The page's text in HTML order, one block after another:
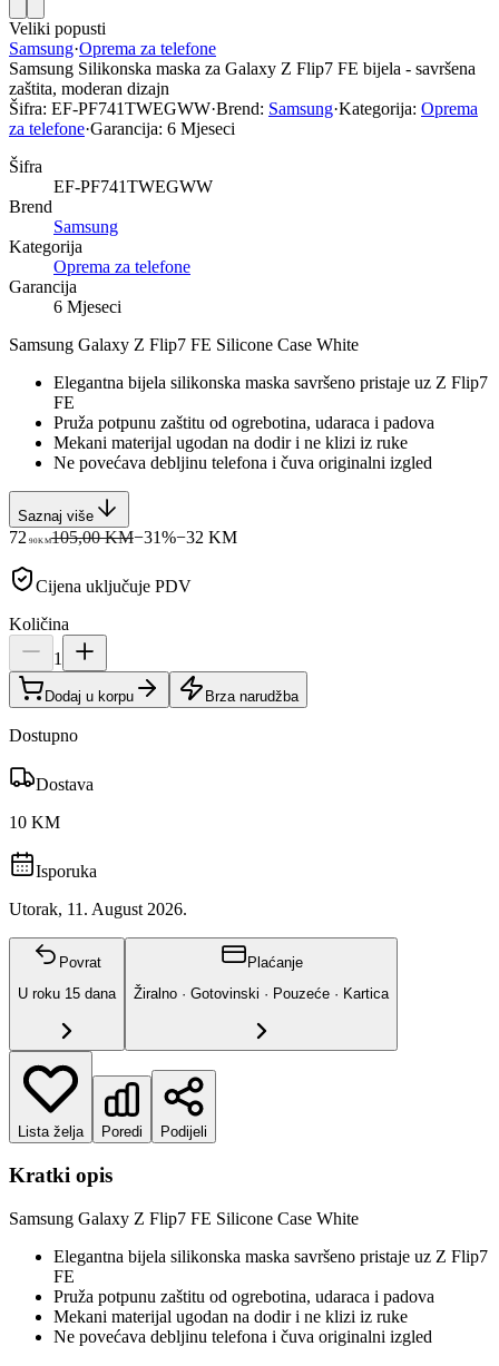
Veliki popusti
Samsung·Oprema za telefone
Samsung Silikonska maska za Galaxy Z Flip7 FE bijela - savršena
zaštita, moderan dizajn
Šifra: EF-PF741TWEGWW·Brend: Samsung·Kategorija: Oprema
za telefone·Garancija: 6 Mjeseci
Šifra
EF-PF741TWEGWW
Brend
Samsung
Kategorija
Oprema za telefone
Garancija
6 Mjeseci
Samsung Galaxy Z Flip7 FE Silicone Case White
Elegantna bijela silikonska maska savršeno pristaje uz Z Flip7
FE
Pruža potpunu zaštitu od ogrebotina, udaraca i padova
Mekani materijal ugodan na dodir i ne klizi iz ruke
Ne povećava debljinu telefona i čuva originalni izgled
Saznaj više
72 90KM105,00 KM−31%−32 KM
Cijena uključuje PDV
Količina
1
Dodaj u korpu Brza narudžba
Dostupno
Dostava
10 KM
Isporuka
Utorak, 11. August 2026.
Povrat
U roku 15 dana
Plaćanje
Žiralno · Gotovinski · Pouzeće · Kartica
Lista želja Poredi Podijeli
Kratki opis
Samsung Galaxy Z Flip7 FE Silicone Case White
Elegantna bijela silikonska maska savršeno pristaje uz Z Flip7
FE
Pruža potpunu zaštitu od ogrebotina, udaraca i padova
Mekani materijal ugodan na dodir i ne klizi iz ruke
Ne povećava debljinu telefona i čuva originalni izgled